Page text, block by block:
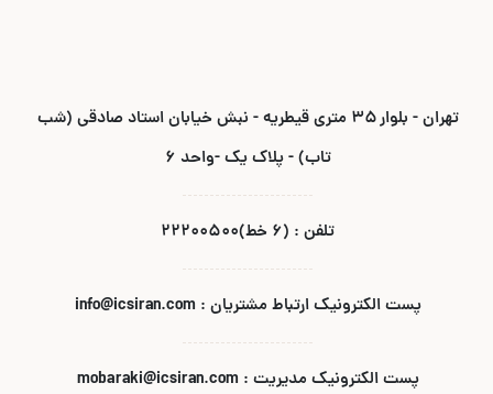
تهران - بلوار ۳۵ متری قیطریه - نبش خیابان استاد صادقی (شب
تاب) - پلاک یک -واحد ۶
تلفن : (۶ خط)۲۲۲۰۰۵۰۰
پست الکترونیک ارتباط مشتریان : info@icsiran.com
پست الکترونیک مدیریت : mobaraki@icsiran.com